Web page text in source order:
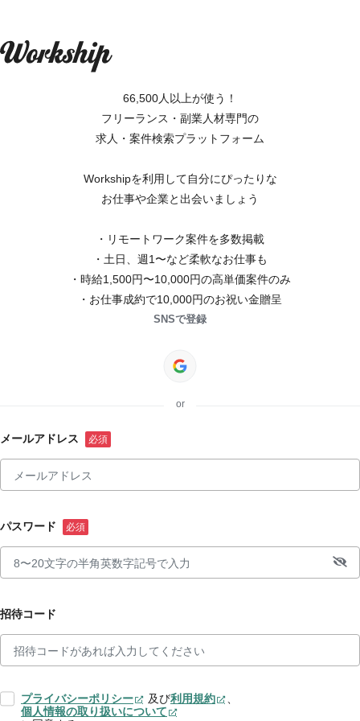
66,500人以上が使う！
フリーランス・副業人材専門の
求人・案件検索プラットフォーム
Workshipを利用して自分にぴったりな
お仕事や企業と出会いましょう
・リモートワーク案件を多数掲載
・土日、週1〜など柔軟なお仕事も
・時給1,500円〜10,000円の高単価案件のみ
・お仕事成約で10,000円のお祝い金贈呈
SNSで登録
or
メールアドレス
パスワード
招待コード
プライバシーポリシー 及び利用規約
、
個人情報の取り扱いについて